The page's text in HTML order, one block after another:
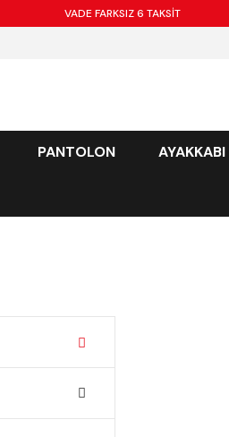
VADE FARKSIZ 6 TAKSİT
PANTOLON AYAKKABI